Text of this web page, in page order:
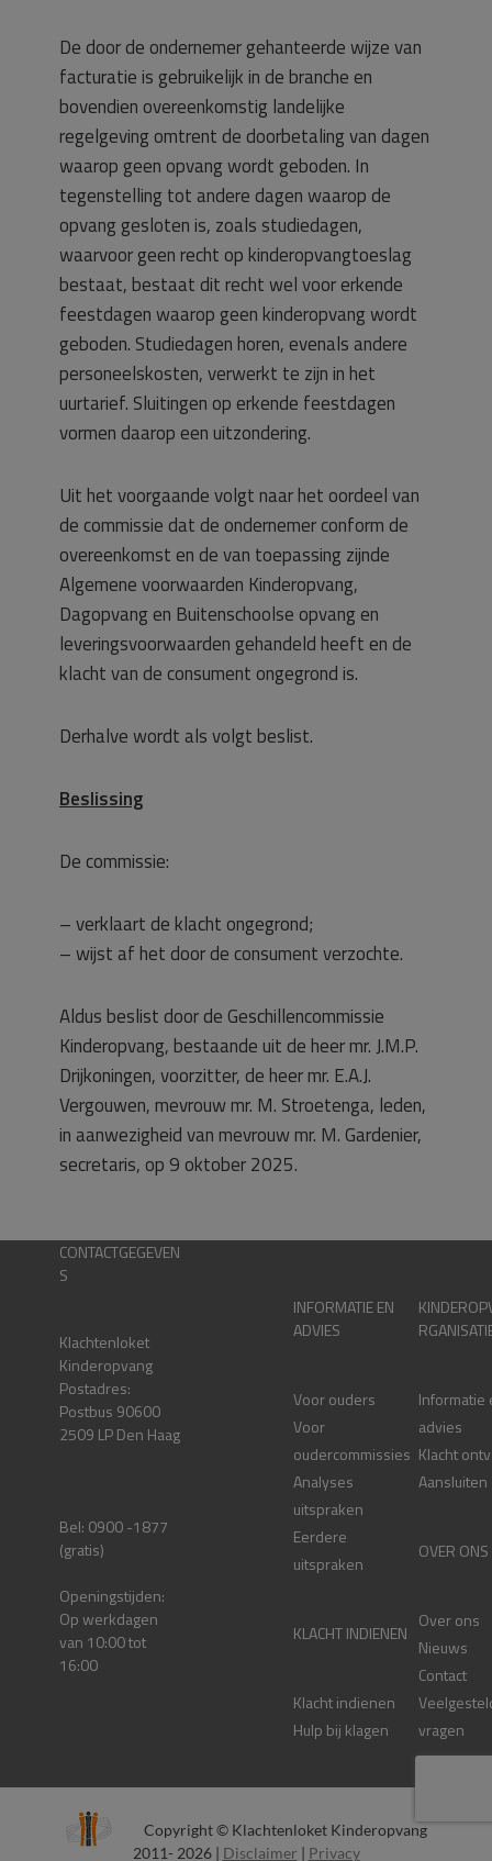
De door de ondernemer gehanteerde wijze van
facturatie is gebruikelijk in de branche en
bovendien overeenkomstig landelijke
regelgeving omtrent de doorbetaling van dagen
waarop geen opvang wordt geboden. In
tegenstelling tot andere dagen waarop de
opvang gesloten is, zoals studiedagen,
waarvoor geen recht op kinderopvangtoeslag
bestaat, bestaat dit recht wel voor erkende
feestdagen waarop geen kinderopvang wordt
geboden. Studiedagen horen, evenals andere
personeelskosten, verwerkt te zijn in het
uurtarief. Sluitingen op erkende feestdagen
vormen daarop een uitzondering.
Uit het voorgaande volgt naar het oordeel van
de commissie dat de ondernemer conform de
overeenkomst en de van toepassing zijnde
Algemene voorwaarden Kinderopvang,
Dagopvang en Buitenschoolse opvang en
leveringsvoorwaarden gehandeld heeft en de
klacht van de consument ongegrond is.
Derhalve wordt als volgt beslist.
Beslissing
De commissie:
– verklaart de klacht ongegrond;
– wijst af het door de consument verzochte.
Aldus beslist door de Geschillencommissie
Kinderopvang, bestaande uit de heer mr. J.M.P.
Drijkoningen, voorzitter, de heer mr. E.A.J.
Vergouwen, mevrouw mr. M. Stroetenga, leden,
in aanwezigheid van mevrouw mr. M. Gardenier,
secretaris, op 9 oktober 2025.
CONTACTGEGEVEN
S
Klachtenloket
Kinderopvang
Postadres:
Postbus 90600
2509 LP Den Haag
Bel: 0900 -1877
(gratis)
Openingstijden:
Op werkdagen
van 10:00 tot
16:00
INFORMATIE EN
ADVIES
Voor ouders
Voor
oudercommissies
Analyses
uitspraken
Eerdere
uitspraken
KLACHT INDIENEN
Klacht indienen
Hulp bij klagen
Informatie
advies
Klacht
Aansluiten
OVER ONS
Over ons
Nieuws
Contact
vragen
Copyright © Klachtenloket Kinderopvang
2011- 2026 | Disclaimer | Privacy